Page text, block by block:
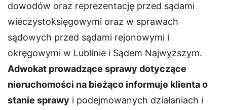
dowodów oraz reprezentację przed sądami
wieczystoksięgowymi oraz w sprawach
sądowych przed sądami rejonowymi i
okręgowymi w Lublinie i Sądem Najwyższym.
Adwokat prowadzące sprawy dotyczące
nieruchomości na bieżąco informuje klienta o
stanie sprawy i podejmowanych działaniach i